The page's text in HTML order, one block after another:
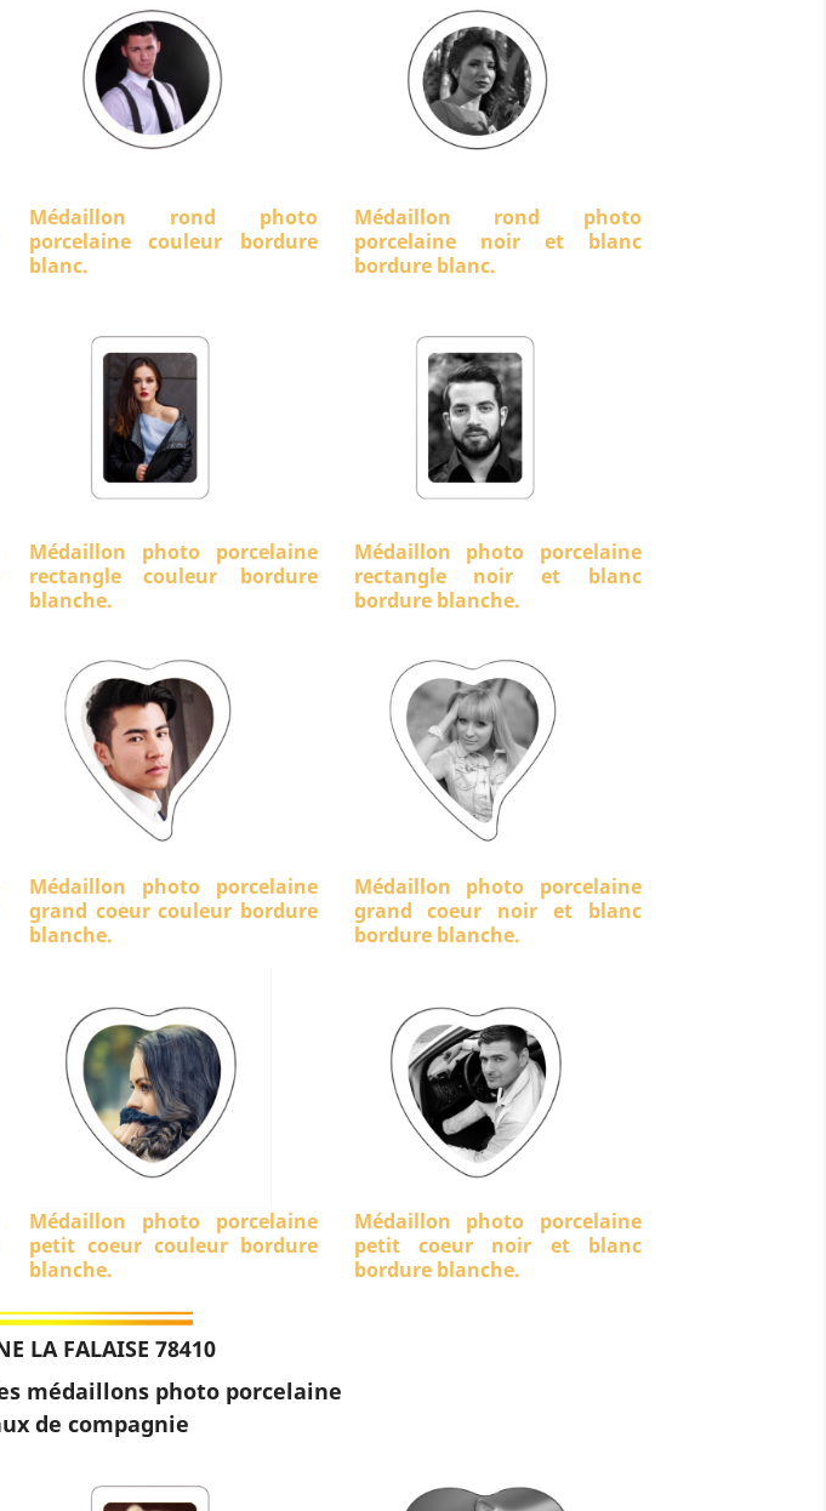
Médaillon rond photo
porcelaine couleur bordure
blanc.
Médaillon rond photo
porcelaine noir et blanc
bordure blanc.
Médaillon photo porcelaine
rectangle couleur bordure
blanche.
Médaillon photo porcelaine
rectangle noir et blanc
bordure blanche.
Médaillon photo porcelaine
grand coeur couleur bordure
blanche.
Médaillon photo porcelaine
grand coeur noir et blanc
bordure blanche.
Médaillon photo porcelaine
petit coeur couleur bordure
blanche.
Médaillon photo porcelaine
petit coeur noir et blanc
bordure blanche.
LA FALAISE 78410
médaillons photo porcelaine
de compagnie